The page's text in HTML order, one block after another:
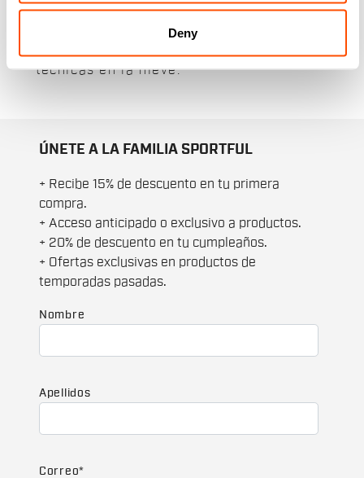
Deny
excelente transpirabilidad y calidez. La
selección de ropa interior de mujer
técnicas en la nieve.
ÚNETE A LA FAMILIA SPORTFUL
+ Recibe 15% de descuento en tu primera
compra.
+ Acceso anticipado o exclusivo a productos.
+ 20% de descuento en tu cumpleaños.
+ Ofertas exclusivas en productos de
temporadas pasadas.
Nombre
Apellidos
Correo*